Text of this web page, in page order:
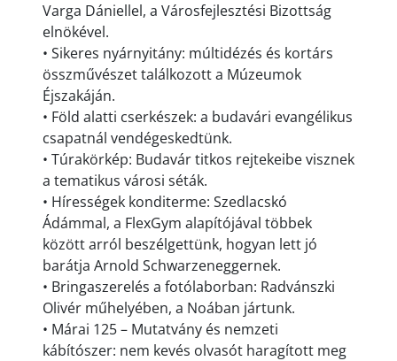
Varga Dániellel, a Városfejlesztési Bizottság
elnökével.
• Sikeres nyárnyitány: múltidézés és kortárs
összművészet találkozott a Múzeumok
Éjszakáján.
• Föld alatti cserkészek: a budavári evangélikus
csapatnál vendégeskedtünk.
• Túrakörkép: Budavár titkos rejtekeibe visznek
a tematikus városi séták.
• Hírességek konditerme: Szedlacskó
Ádámmal, a FlexGym alapítójával többek
között arról beszélgettünk, hogyan lett jó
barátja Arnold Schwarzeneggernek.
• Bringaszerelés a fotólaborban: Radvánszki
Olivér műhelyében, a Noában jártunk.
• Márai 125 – Mutatvány és nemzeti
kábítószer: nem kevés olvasót haragított meg